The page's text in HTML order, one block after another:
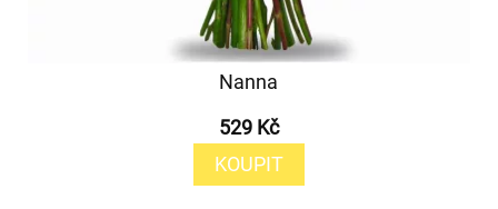
Nanna
529 Kč
KOUPIT